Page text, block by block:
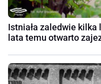
Istniała zaledwie kilka
lata temu otwarto